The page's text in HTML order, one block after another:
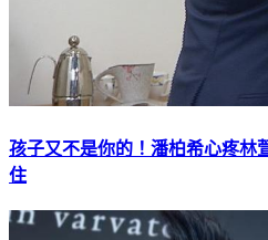
孩子又不是你的！潘柏希心疼
住